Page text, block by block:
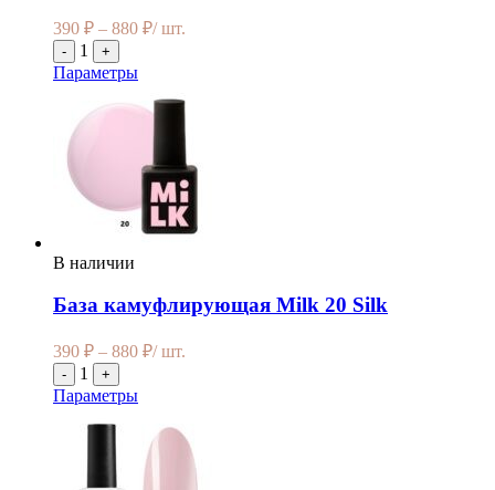
390 ₽ – 880 ₽/ шт.
- 1 +
Параметры
В наличии
База камуфлирующая Milk 20 Silk
390 ₽ – 880 ₽/ шт.
- 1 +
Параметры